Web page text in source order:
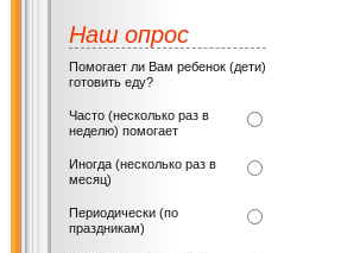
Наш опрос
Помогает ли Вам ребенок (дети)
готовить еду?
Часто (несколько раз в
неделю) помогает
Иногда (несколько раз в
месяц)
Периодически (по
праздникам)